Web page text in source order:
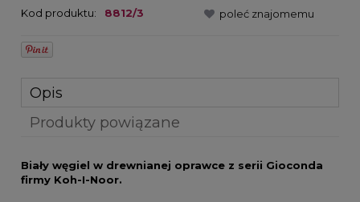
Kod produktu:
8812/3
poleć znajomemu
Opis
Produkty powiązane
Biały węgiel w drewnianej oprawce z serii Gioconda
firmy Koh-I-Noor.